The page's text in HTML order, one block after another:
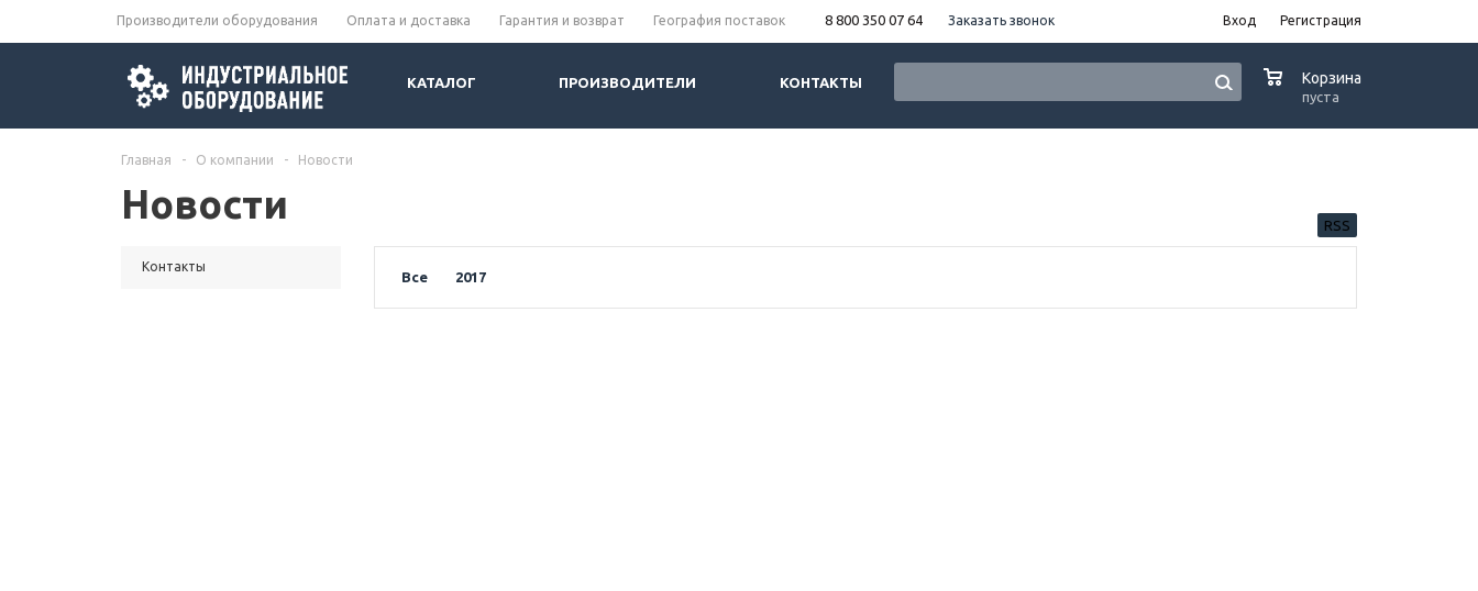
Производители оборудования Оплата и доставка Гарантия и возврат География поставок 8 800 350 07 64 Заказать звонок Вход Регистрация
КАТАЛОГ ПРОИЗВОДИТЕЛИ КОНТАКТЫ Корзина
пуста
Главная - О компании - Новости
Новости
Контакты
RSS
Все 2017